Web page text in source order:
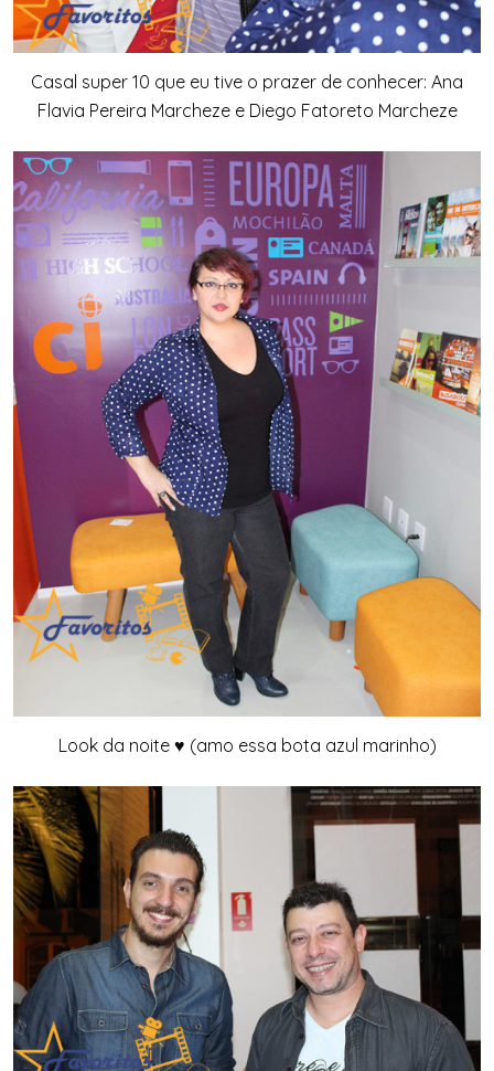
Casal super 10 que eu tive o prazer de conhecer: Ana
Flavia Pereira Marcheze e Diego Fatoreto Marcheze
Look da noite ♥ (amo essa bota azul marinho)